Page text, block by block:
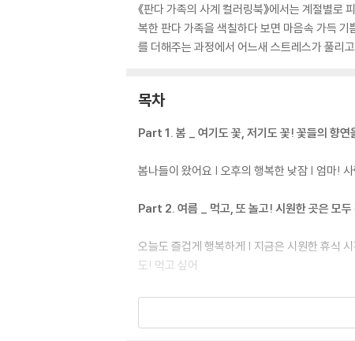
《판다 가족의 사계 컬러링북》에서는 계절별
복한 판다 가족을 색칠하다 보면 마음속 가득
를 더해주는 과정에서 어느새 스트레스가 풀리
목차
Part 1. 봄 _ 여기도 꽃, 저기도 꽃! 꽃들의 향연
봄나들이 왔어요 | 오후의 행복한 낮잠 | 엄마!
Part 2. 여름 _ 먹고, 또 놀고! 시원한 곳은 모두
오늘도 즐겁게 행복하게 | 지금은 시원한 휴식
도! 먹고 싶어
Part 3. 가을 _ 신나는 축제의 계절! 역시 가을